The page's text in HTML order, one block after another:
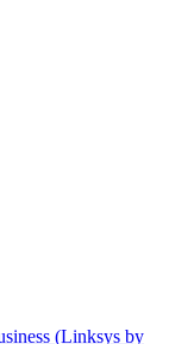
(Linksys by